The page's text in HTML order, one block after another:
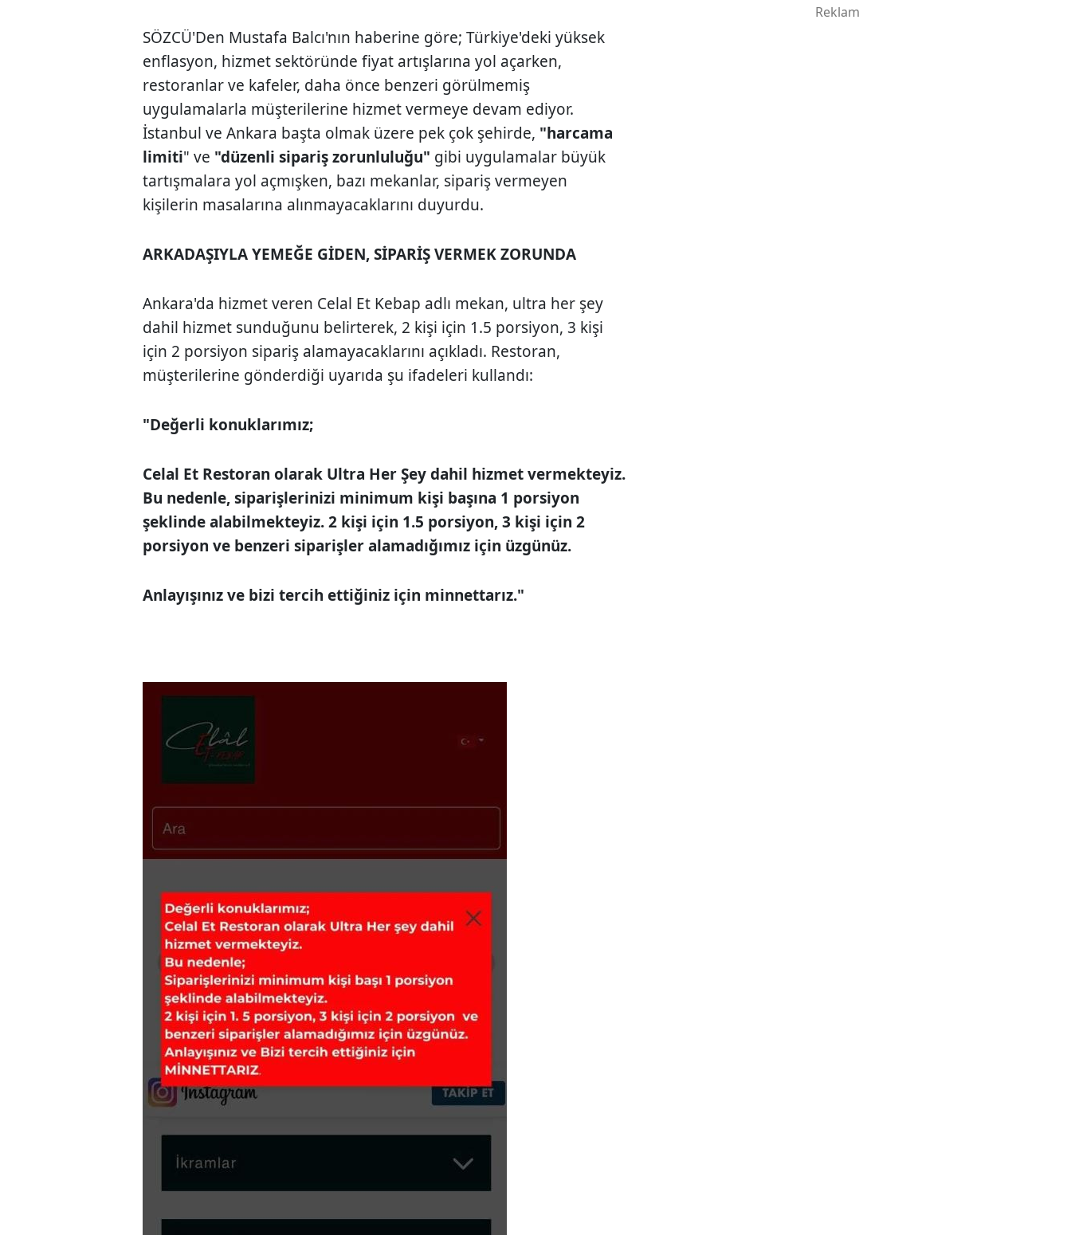
SÖZCÜ'Den Mustafa Balcı'nın haberine göre; Türkiye'deki yüksek
enflasyon, hizmet sektöründe fiyat artışlarına yol açarken,
restoranlar ve kafeler, daha önce benzeri görülmemiş
uygulamalarla müşterilerine hizmet vermeye devam ediyor.
İstanbul ve Ankara başta olmak üzere pek çok şehirde, "harcama
limiti" ve "düzenli sipariş zorunluluğu" gibi uygulamalar büyük
tartışmalara yol açmışken, bazı mekanlar, sipariş vermeyen
kişilerin masalarına alınmayacaklarını duyurdu.
ARKADAŞIYLA YEMEĞE GİDEN, SİPARİŞ VERMEK ZORUNDA
Ankara'da hizmet veren Celal Et Kebap adlı mekan, ultra her şey
dahil hizmet sunduğunu belirterek, 2 kişi için 1.5 porsiyon, 3 kişi
için 2 porsiyon sipariş alamayacaklarını açıkladı. Restoran,
müşterilerine gönderdiği uyarıda şu ifadeleri kullandı:
"Değerli konuklarımız;
Celal Et Restoran olarak Ultra Her Şey dahil hizmet vermekteyiz.
Bu nedenle, siparişlerinizi minimum kişi başına 1 porsiyon
şeklinde alabilmekteyiz. 2 kişi için 1.5 porsiyon, 3 kişi için 2
porsiyon ve benzeri siparişler alamadığımız için üzgünüz.
Anlayışınız ve bizi tercih ettiğiniz için minnettarız."